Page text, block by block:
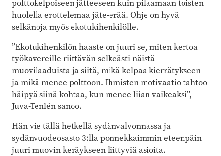
polttokelpoiseen jätteeseen kuin pilaamaan toisten
huolella erottelemaa jäte-erää. Ohje on hyvä
selkänoja myös ekotukihenkilölle.
”Ekotukihenkilön haaste on juuri se, miten kertoa
työkavereille riittävän selkeästi näistä
muovilaaduista ja siitä, mikä kelpaa kierrätykseen
ja mikä menee polttoon. Ihmisten motivaatio tahtoo
häipyä siinä kohtaa, kun menee liian vaikeaksi”,
Juva-Tenlén sanoo.
Hän vie tällä hetkellä sydänvalvonnassa ja
sydänvuodeosasto 3:lla ponnekkaimmin eteenpäin
juuri muovin keräykseen liittyviä asioita.